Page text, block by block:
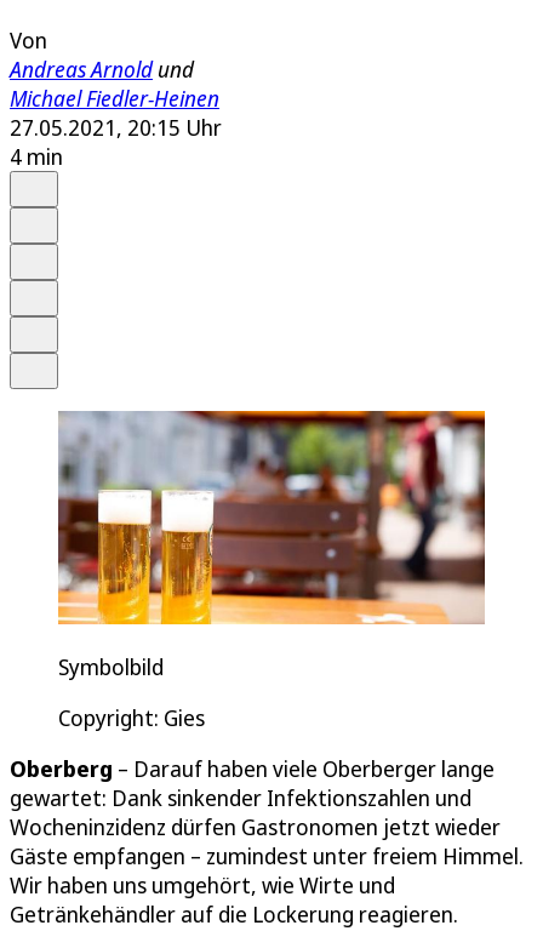
Von
Andreas Arnoldund
Michael Fiedler-Heinen
27.05.2021, 20:15 Uhr
4 min
Symbolbild
Copyright: Gies
Oberberg – Darauf haben viele Oberberger lange
gewartet: Dank sinkender Infektionszahlen und
Wocheninzidenz dürfen Gastronomen jetzt wieder
Gäste empfangen – zumindest unter freiem Himmel.
Wir haben uns umgehört, wie Wirte und
Getränkehändler auf die Lockerung reagieren.